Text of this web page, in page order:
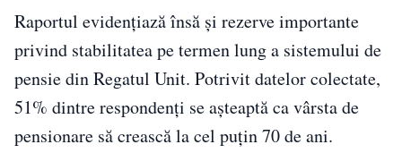
Raportul evidențiază însă și rezerve importante
privind stabilitatea pe termen lung a sistemului de
pensie din Regatul Unit. Potrivit datelor colectate,
51% dintre respondenți se așteaptă ca vârsta de
pensionare să crească la cel puțin 70 de ani.